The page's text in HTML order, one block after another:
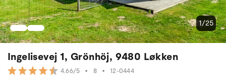
Ingelisevej 1, Grönhöj, 9480 Løkken
4.66/5 • 8 • 12-0444
1/25